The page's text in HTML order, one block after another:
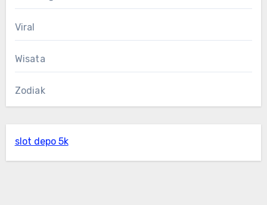
Viral
Wisata
Zodiak
slot depo 5k